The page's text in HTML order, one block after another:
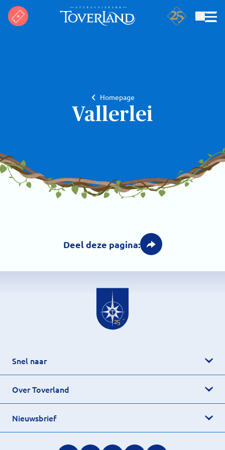
Homepage
Vallerlei
Deel deze pagina:
Snel naar
Over Toverland
Nieuwsbrief